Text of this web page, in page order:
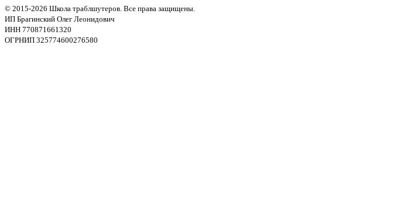
© 2015-2026 Школа траблшутеров. Все права защищены.
ИП Брагинский Олег Леонидович
ИНН 770871661320
ОГРНИП 325774600276580